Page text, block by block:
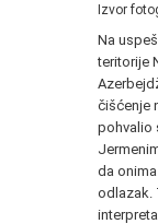
Izvor
Na
teritorije
čišćenje
pohvalio
da
odlazak.